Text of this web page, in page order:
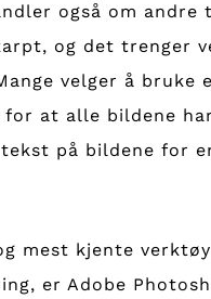
også om andre
og det trenger
velger å bruke
for at alle bildene
på bildene for
mest kjente
er Adobe